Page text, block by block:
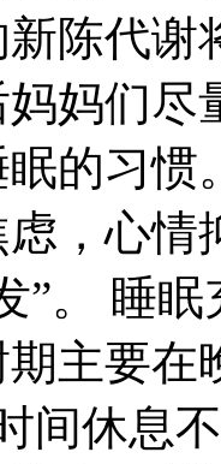
陈代
妈们
的习
，心情
”。 睡
主要在
间休息